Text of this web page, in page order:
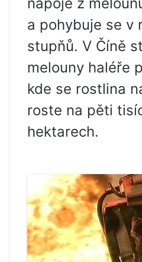
a pohybuje se v
stupňů. V Číně
melouny haléře
kde se rostlina
roste na pěti
hektarech.